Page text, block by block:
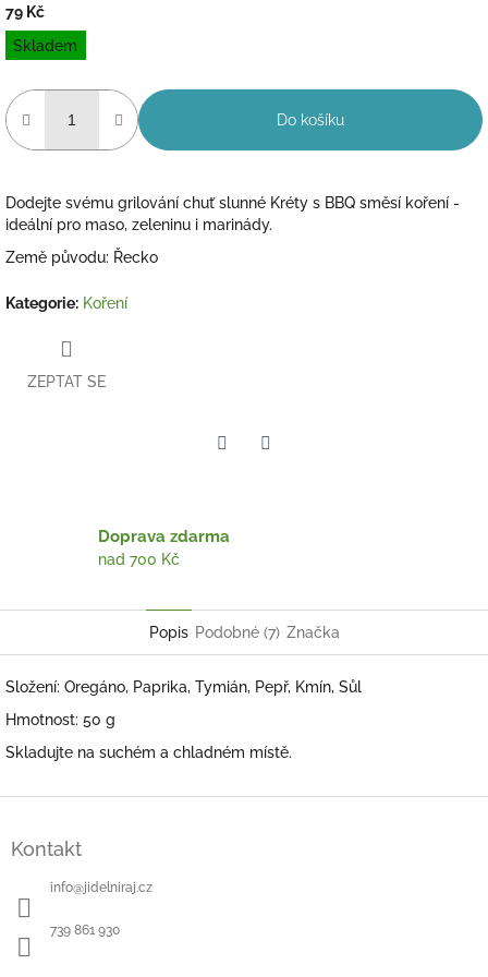
79 Kč
Měrná
cena:
Skladem
Do košíku
Dodejte svému grilování chuť slunné Kréty s BBQ směsí koření -
ideální pro maso, zeleninu i marinády.
Země původu: Řecko
Kategorie: Koření
ZEPTAT SE
Doprava zdarma
nad 700 Kč
Popis Podobné (7) Značka
Složení: Oregáno, Paprika, Tymián, Pepř, Kmín, Sůl
Hmotnost: 50 g
Skladujte na suchém a chladném místě.
Kontakt
info@jidelniraj.cz
739 861 930